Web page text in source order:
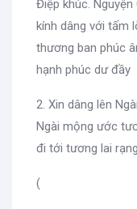
Điệp khúc.
kính dâng với tấm
thương ban phúc
hạnh phúc dư đầy
2. Xin dâng lên
Ngài mộng ước
đi tới tương lai
(